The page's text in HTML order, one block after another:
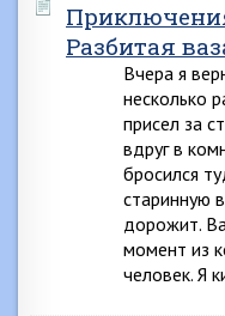
Разбитая
Вчера я
несколько
присел за
вдруг в
бросился
старинную
дорожит.
момент из
человек. Я